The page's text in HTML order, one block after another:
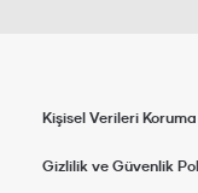
Kişisel Verileri
Gizlilik ve Güvenlik